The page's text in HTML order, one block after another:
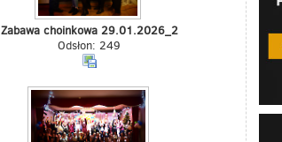
Zabawa choinkowa 29.01.2026_2
Odsłon: 249